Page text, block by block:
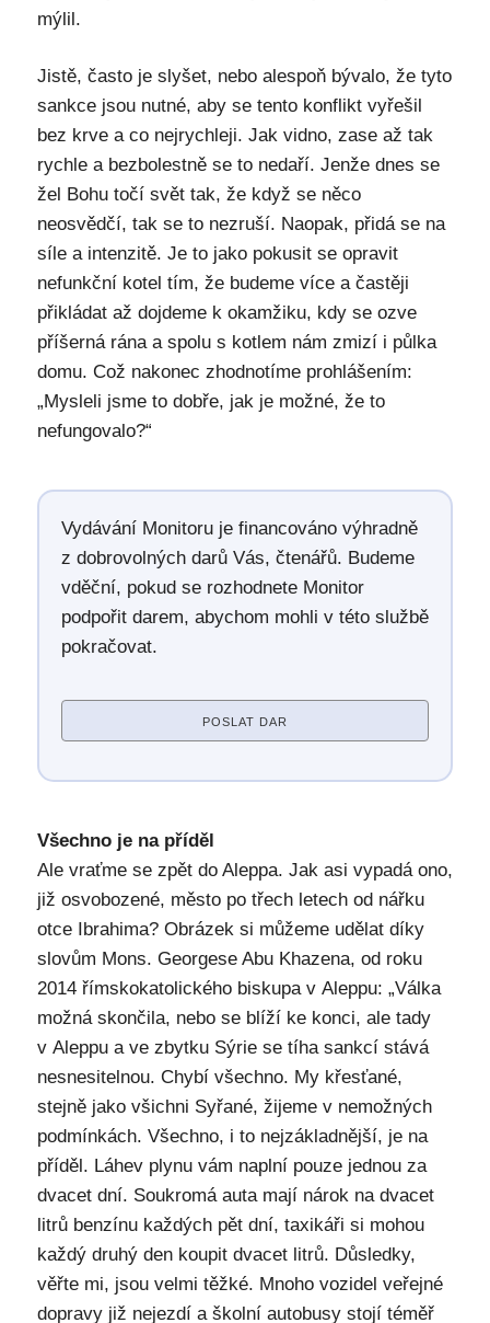
mýlil.
Jistě, často je slyšet, nebo alespoň bývalo, že tyto
sankce jsou nutné, aby se tento konflikt vyřešil
bez krve a co nejrychleji. Jak vidno, zase až tak
rychle a bezbolestně se to nedaří. Jenže dnes se
žel Bohu točí svět tak, že když se něco
neosvědčí, tak se to nezruší. Naopak, přidá se na
síle a intenzitě. Je to jako pokusit se opravit
nefunkční kotel tím, že budeme více a častěji
přikládat až dojdeme k okamžiku, kdy se ozve
příšerná rána a spolu s kotlem nám zmizí i půlka
domu. Což nakonec zhodnotíme prohlášením:
„Mysleli jsme to dobře, jak je možné, že to
nefungovalo?“
Vydávání Monitoru je financováno výhradně
z dobrovolných darů Vás, čtenářů. Budeme
vděční, pokud se rozhodnete Monitor
podpořit darem, abychom mohli v této službě
pokračovat.
POSLAT DAR
Všechno je na příděl
Ale vraťme se zpět do Aleppa. Jak asi vypadá ono,
již osvobozené, město po třech letech od nářku
otce Ibrahima? Obrázek si můžeme udělat díky
slovům Mons. Georgese Abu Khazena, od roku
2014 římskokatolického biskupa v Aleppu: „Válka
možná skončila, nebo se blíží ke konci, ale tady
v Aleppu a ve zbytku Sýrie se tíha sankcí stává
nesnesitelnou. Chybí všechno. My křesťané,
stejně jako všichni Syřané, žijeme v nemožných
podmínkách. Všechno, i to nejzákladnější, je na
příděl. Láhev plynu vám naplní pouze jednou za
dvacet dní. Soukromá auta mají nárok na dvacet
litrů benzínu každých pět dní, taxikáři si mohou
každý druhý den koupit dvacet litrů. Důsledky,
věřte mi, jsou velmi těžké. Mnoho vozidel veřejné
dopravy již nejezdí a školní autobusy stojí téměř